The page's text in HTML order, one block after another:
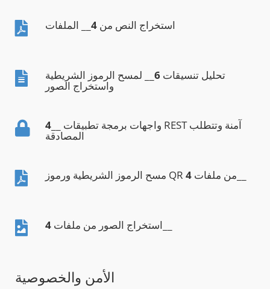
استخراج النص من 4 __ الملفات
تحليل تنسيقات 6 __ لمسح الرموز الشريطية
واستخراج الصور
4
المصادقة
مسح الرموز الشريطية ورموز QR من ملفات 4
استخراج الصور من ملفات 4
الأمن والخصوصية